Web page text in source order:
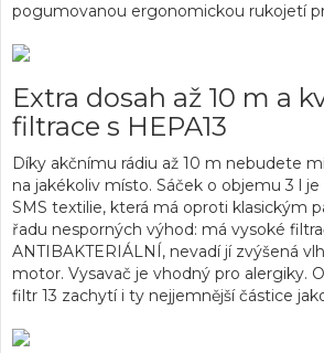
pogumovanou ergonomickou rukojetí
Extra dosah až 10 m a
filtrace s HEPA13
Díky akčnímu rádiu až 10 m nebudete
na jakékoliv místo. Sáček o objemu 3 l
SMS textilie, která má oproti klasickým
řadu nesporných výhod: má vysoké
ANTIBAKTERIÁLNÍ, nevadí jí zvýšená
motor. Vysavač je vhodný pro alergiky.
filtr 13 zachytí i ty nejjemnější částice